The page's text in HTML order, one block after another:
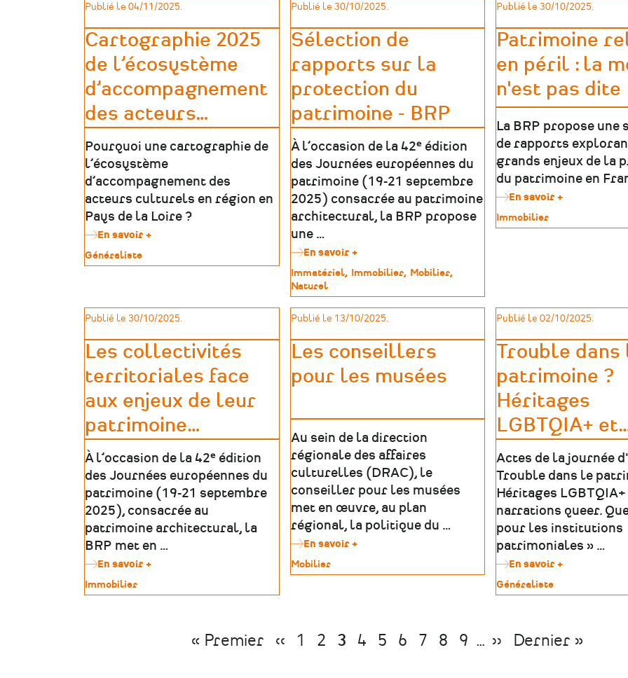
aux
patrimoniales
-
Situ,
Revue
des
patrimoines
exclus
de
la
la
du
risque
plomb
dans
les
et
du
patrimoine
Publié le 04/11/2025.
Cartographie 2025
de l’écosystème
d’accompagnement
des acteurs…
Pourquoi une cartographie de
l’écosystème
d’accompagnement des
acteurs culturels en région en
Pays de la Loire ?
En savoir +
des
culturels
en
Pays
de
la
Loire
Type
de
Généraliste
Publié le 30/10/2025.
Sélection de
rapports sur la
protection du
patrimoine - BRP
À l’occasion de la 42ᵉ édition
des Journées européennes du
patrimoine (19-21 septembre
2025) consacrée au patrimoine
architectural, la BRP propose
une …
En savoir +sur
Sélection
de
sur
la
du
patrimoine
-
BRP
Type
de
patrimoine
Immatériel Immobilier
Mobilier
Naturel
Publié le 30/10/2025.
Patrimoine
en péril : la
n'est pas dite
La BRP propose une
de rapports
grands enjeux de la
du patrimoine en
En savoir +
pas
Type
de
Immobilier
Publié le 30/10/2025.
Les collectivités
territoriales face
aux enjeux de leur
patrimoine…
À l’occasion de la 42ᵉ édition
des Journées européennes du
patrimoine (19-21 septembre
2025), consacrée au
patrimoine architectural, la
BRP met en …
En savoir +
Type
de
Immobilier
Publié le 13/10/2025.
Les conseillers
pour les musées
Au sein de la direction
régionale des affaires
culturelles (DRAC), le
conseiller pour les musées
met en œuvre, au plan
régional, la politique du …
En savoir +sur
Type
de
Mobilier
Publié le 02/10/2025.
Trouble dans
patrimoine ?
Héritages
LGBTQIA+ et
Actes de la journée
Trouble dans le
Héritages
narrations queer.
pour les institutions
patrimoniales » …
En savoir +
Héritages
Type
de
Généraliste
Première
« Premier
Page
‹‹ Page
1 Page
2 Page
3 Page
4 Page
5 Page
6 Page
7 Page
8 Page
9 … Page
››
Dernière
Dernier »